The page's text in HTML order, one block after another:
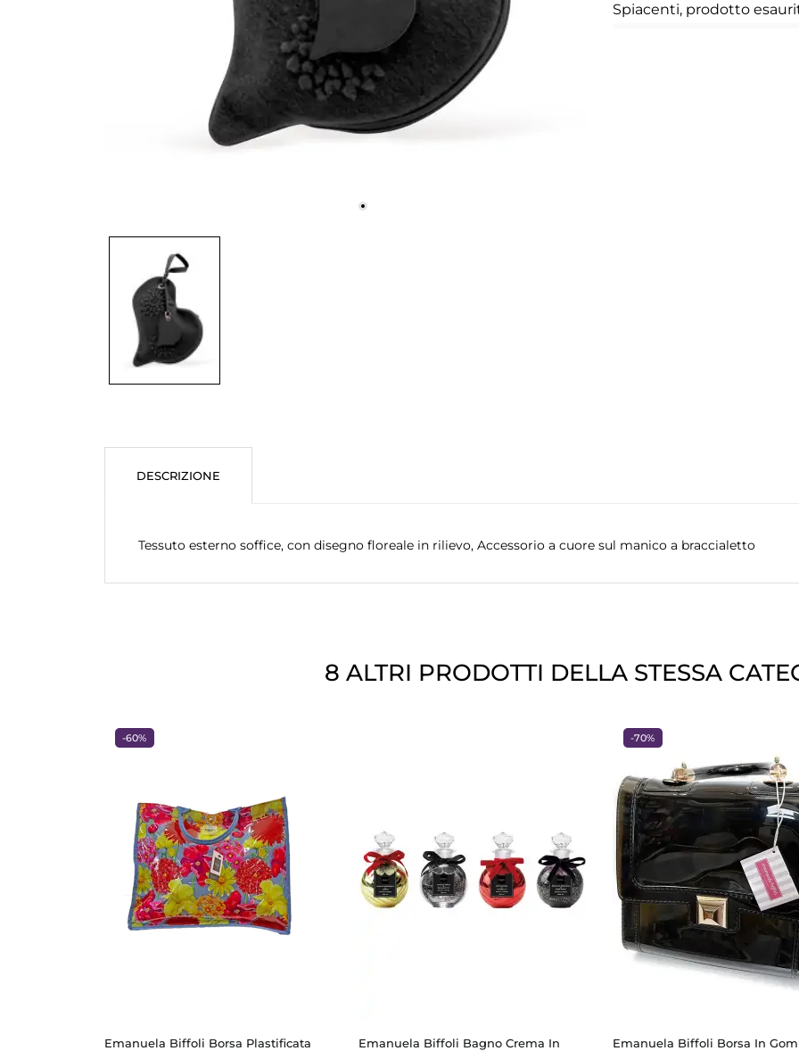
Spiacenti, prodotto
DESCRIZIONE
Tessuto esterno soffice, con disegno floreale in rilievo, Accessorio a cuore sul manico a braccialetto
8 ALTRI PRODOTTI DELLA STESSA
Emanuela Biffoli Borsa Plastificata
-60%
ANTEPRIMA
Emanuela Biffoli Bagno Crema In
ANTEPRIMA
Emanuela Biffoli Borsa In
-70%